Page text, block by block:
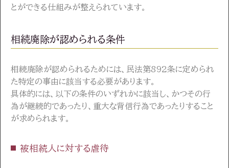
とができる仕組みが整えられています。
相続廃除が認められる条件
相続廃除が認められるためには、民法第892条に定められ
た特定の事由に該当する必要があります。
具体的には、以下の条件のいずれかに該当し、かつその行
為が継続的であったり、重大な背信行為であったりすること
が求められます。
被相続人に対する虐待